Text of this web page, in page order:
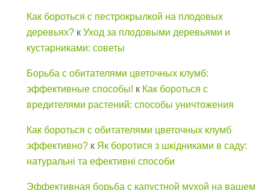
Как бороться с пестрокрылкой на плодовых
деревьях? к Уход за плодовыми деревьями и
кустарниками: советы
Борьба с обитателями цветочных клумб:
эффективные способы! к Как бороться с
вредителями растений: способы уничтожения
Как бороться с обитателями цветочных клумб
эффективно? к Як боротися з шкідниками в саду:
натуральні та ефективні способи
Эффективная борьба с капустной мухой на вашем